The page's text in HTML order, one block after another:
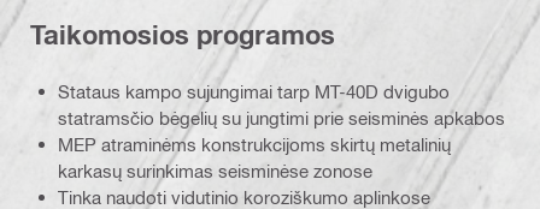
Taikomosios programos
Stataus kampo sujungimai tarp MT-40D dvigubo
statramsčio bėgelių su jungtimi prie seisminės apkabos
MEP atraminėms konstrukcijoms skirtų metalinių
karkasų surinkimas seisminėse zonose
Tinka naudoti vidutinio koroziškumo aplinkose